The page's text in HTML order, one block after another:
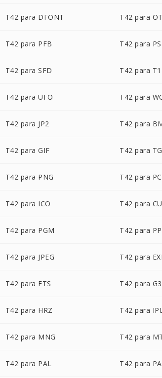
T42 para DFONT T42 para
T42 para PFB T42 para PS
T42 para SFD T42 para
T42 para UFO T42 para
T42 para JP2 T42 para
T42 para GIF T42 para
T42 para PNG T42 para
T42 para ICO T42 para
T42 para PGM T42 para
T42 para JPEG T42 para
T42 para FTS T42 para G3
T42 para HRZ T42 para
T42 para MNG T42 para
T42 para PAL T42 para